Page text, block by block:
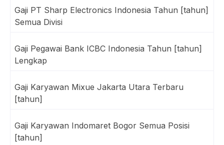
Gaji PT Sharp Electronics Indonesia Tahun [tahun]
Semua Divisi
Gaji Pegawai Bank ICBC Indonesia Tahun [tahun]
Lengkap
Gaji Karyawan Mixue Jakarta Utara Terbaru
[tahun]
Gaji Karyawan Indomaret Bogor Semua Posisi
[tahun]